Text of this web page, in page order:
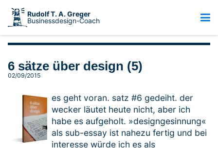
Rudolf T. A. Greger
Businessdesign-Coach
6 sätze über design (5)
02/09/2015
es geht voran. satz #6 gedeiht. der
wecker läutet heute nicht, aber ich
habe es aufgeholt. »designgesinnung«
als sub-essay ist nahezu fertig und bei
interesse würde ich es als